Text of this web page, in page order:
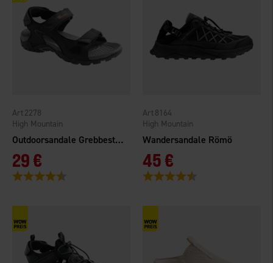
Outdoorsandale Grebbestad Schwarz
High Mountain
2278
29 €
Bewertung:
Wandersandale Römö
High Mountain
8164
45 €
Bewertung: